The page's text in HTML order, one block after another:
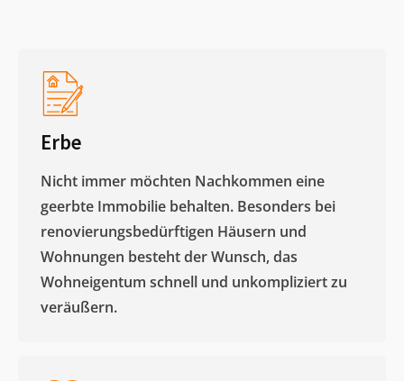
Erbe
Nicht immer möchten Nachkommen eine
geerbte Immobilie behalten. Besonders bei
renovierungsbedürftigen Häusern und
Wohnungen besteht der Wunsch, das
Wohneigentum schnell und unkompliziert zu
veräußern. ​